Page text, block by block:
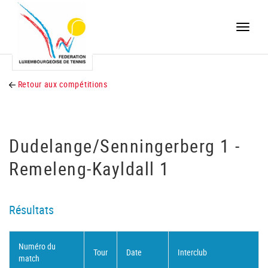
Toggle
Retour aux compétitions
Dudelange/Senningerberg 1 -
Remeleng-Kayldall 1
Résultats
Numéro du
match
Tour Date Interclub